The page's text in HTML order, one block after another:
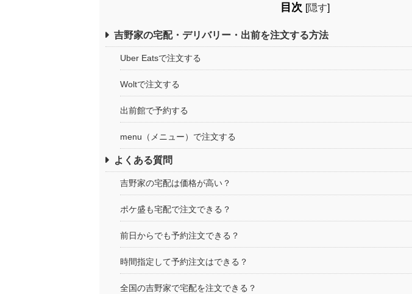
目次 [隠す]
吉野家の宅配・デリバリー・出前を注文する方法
Uber Eatsで注文する
Woltで注文する
出前館で予約する
menu（メニュー）で注文する
よくある質問
吉野家の宅配は価格が高い？
ポケ盛も宅配で注文できる？
前日からでも予約注文できる？
時間指定して予約注文はできる？
全国の吉野家で宅配を注文できる？